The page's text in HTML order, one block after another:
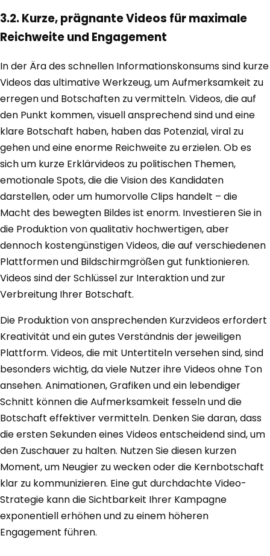
3.2. Kurze, prägnante Videos für maximale
Reichweite und Engagement
In der Ära des schnellen Informationskonsums sind kurze
Videos das ultimative Werkzeug, um Aufmerksamkeit zu
erregen und Botschaften zu vermitteln. Videos, die auf
den Punkt kommen, visuell ansprechend sind und eine
klare Botschaft haben, haben das Potenzial, viral zu
gehen und eine enorme Reichweite zu erzielen. Ob es
sich um kurze Erklärvideos zu politischen Themen,
emotionale Spots, die die Vision des Kandidaten
darstellen, oder um humorvolle Clips handelt – die
Macht des bewegten Bildes ist enorm. Investieren Sie in
die Produktion von qualitativ hochwertigen, aber
dennoch kostengünstigen Videos, die auf verschiedenen
Plattformen und Bildschirmgrößen gut funktionieren.
Videos sind der Schlüssel zur Interaktion und zur
Verbreitung Ihrer Botschaft.
Die Produktion von ansprechenden Kurzvideos erfordert
Kreativität und ein gutes Verständnis der jeweiligen
Plattform. Videos, die mit Untertiteln versehen sind, sind
besonders wichtig, da viele Nutzer ihre Videos ohne Ton
ansehen. Animationen, Grafiken und ein lebendiger
Schnitt können die Aufmerksamkeit fesseln und die
Botschaft effektiver vermitteln. Denken Sie daran, dass
die ersten Sekunden eines Videos entscheidend sind, um
den Zuschauer zu halten. Nutzen Sie diesen kurzen
Moment, um Neugier zu wecken oder die Kernbotschaft
klar zu kommunizieren. Eine gut durchdachte Video-
Strategie kann die Sichtbarkeit Ihrer Kampagne
exponentiell erhöhen und zu einem höheren
Engagement führen.